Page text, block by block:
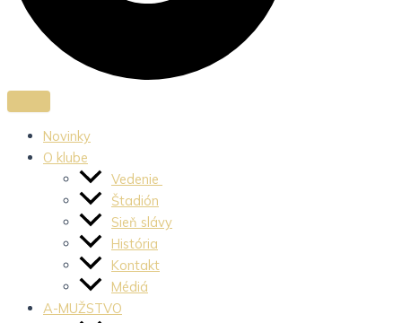
Novinky
O klube
Vedenie
Štadión
Sieň slávy
História
Kontakt
Médiá
A-MUŽSTVO